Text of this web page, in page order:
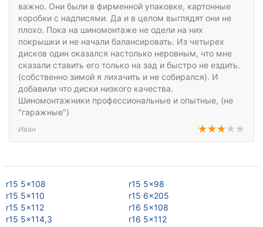
важно. Они были в фирменной упаковке, картонные
коробки с надписями. Да и в целом выглядят они не
плохо. Пока на шиномонтаже не одели на них
покрышки и не начали балансировать. Из четырех
дисков один оказался настолько неровным, что мне
сказали ставить его только на зад и быстро не ездить.
(собственно зимой я лихачить и не собирался). И
добавили что диски низкого качества.
Шиномонтажники профессиональные и опытные, (не
"гаражные")
Иван
r15 5x108
r15 5x110
r15 5x112
r15 5x114,3
r15 5x98
r15 6x205
r16 5x108
r16 5x112